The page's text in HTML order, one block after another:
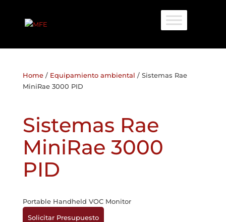
Home/ Equipamiento ambiental / Sistemas Rae
MiniRae 3000 PID
Sistemas Rae
MiniRae 3000
PID
Portable Handheld VOC Monitor
Solicitar Presupuesto